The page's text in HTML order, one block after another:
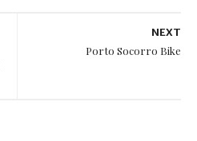
NEXT
Porto Socorro Bike